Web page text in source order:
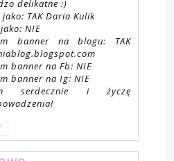
delikatne :)
TAK Daria Kulik
NIE
banner na blogu: TAK
banner na Fb: NIE
banner na Ig: NIE
serdecznie i życzę